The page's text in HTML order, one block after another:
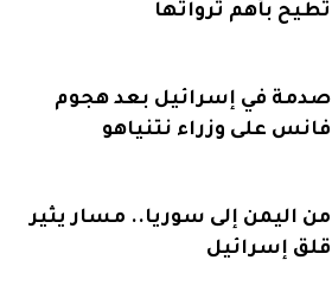
تطيح بأهم ثرواتها
صدمة في إسرائيل بعد هجوم
فانس على وزراء نتنياهو
من اليمن إلى سوريا.. مسار يثير
قلق إسرائيل